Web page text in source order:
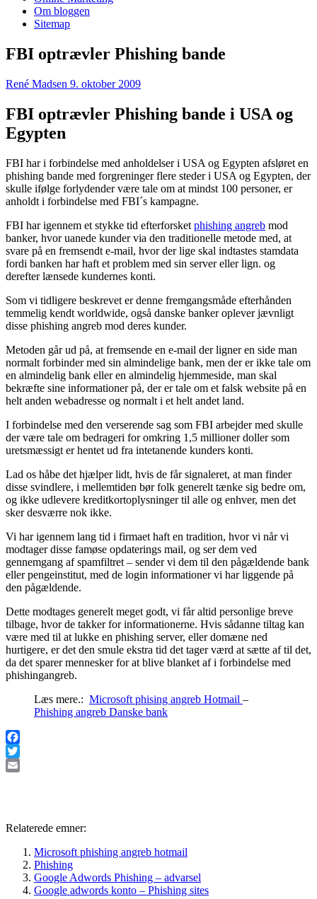
Om bloggen
Sitemap
FBI optrævler Phishing bande
René Madsen 9. oktober 2009
FBI optrævler Phishing bande i USA og
Egypten
FBI har i forbindelse med anholdelser i USA og Egypten afsløret en
phishing bande med forgreninger flere steder i USA og Egypten, der
skulle ifølge forlydender være tale om at mindst 100 personer, er
anholdt i forbindelse med FBI´s kampagne.
FBI har igennem et stykke tid efterforsket phishing angreb mod
banker, hvor uanede kunder via den traditionelle metode med, at
svare på en fremsendt e-mail, hvor der lige skal indtastes stamdata
fordi banken har haft et problem med sin server eller lign. og
derefter lænsede kundernes konti.
Som vi tidligere beskrevet er denne fremgangsmåde efterhånden
temmelig kendt worldwide, også danske banker oplever jævnligt
disse phishing angreb mod deres kunder.
Metoden går ud på, at fremsende en e-mail der ligner en side man
normalt forbinder med sin almindelige bank, men der er ikke tale om
en almindelig bank eller en almindelig hjemmeside, man skal
bekræfte sine informationer på, der er tale om et falsk website på en
helt anden webadresse og normalt i et helt andet land.
I forbindelse med den verserende sag som FBI arbejder med skulle
der være tale om bedrageri for omkring 1,5 millioner doller som
uretsmæssigt er hentet ud fra intetanende kunders konti.
Lad os håbe det hjælper lidt, hvis de får signaleret, at man finder
disse svindlere, i mellemtiden bør folk generelt tænke sig bedre om,
og ikke udlevere kreditkortoplysninger til alle og enhver, men det
sker desværre nok ikke.
Vi har igennem lang tid i firmaet haft en tradition, hvor vi når vi
modtager disse famøse opdaterings mail, og ser dem ved
gennemgang af spamfiltret – sender vi dem til den pågældende bank
eller pengeinstitut, med de login informationer vi har liggende på
den pågældende.
Dette modtages generelt meget godt, vi får altid personlige breve
tilbage, hvor de takker for informationerne. Hvis sådanne tiltag kan
være med til at lukke en phishing server, eller domæne ned
hurtigere, er det den smule ekstra tid det tager værd at sætte af til det,
da det sparer mennesker for at blive blanket af i forbindelse med
phishingangreb.
Læs mere.: Microsoft phising angreb Hotmail –
Phishing angreb Danske bank
Facebook
Twitter
Relaterede emner:
Microsoft phishing angreb hotmail
Phishing
Google Adwords Phishing – advarsel
Google adwords konto – Phishing sites